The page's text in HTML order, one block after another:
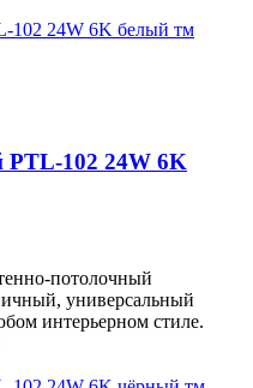
PTL-102 24W 6K
потолочный
универсальный
интерьерном стиле.